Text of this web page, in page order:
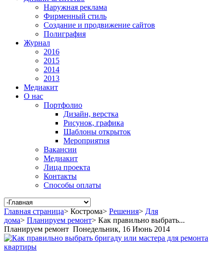
Наружная реклама
Фирменный стиль
Создание и продвижение сайтов
Полиграфия
Журнал
2016
2015
2014
2013
Медиакит
О нас
Портфолио
Дизайн, верстка
Рисунок, графика
Шаблоны открыток
Мероприятия
Вакансии
Медиакит
Лица проекта
Контакты
Способы оплаты
Главная страница> Кострома> Решения> Для
дома> Планируем ремонт> Как правильно выбрать...
Планируем ремонт Понедельник, 16 Июнь 2014